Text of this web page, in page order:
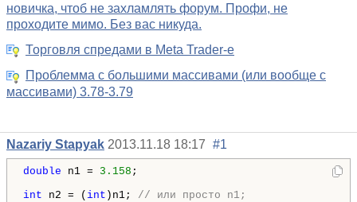
новичка, чтоб не захламлять форум. Профи, не
проходите мимо. Без вас никуда.
Торговля спредами в Meta Trader-е
Проблемма с большими массивами (или вообще с
массивами) 3.78-3.79
Nazariy Stapyak 2013.11.18 18:17 #1
double n1 = 3.158 ;
int n2 = ( int )n1; // или просто n1;